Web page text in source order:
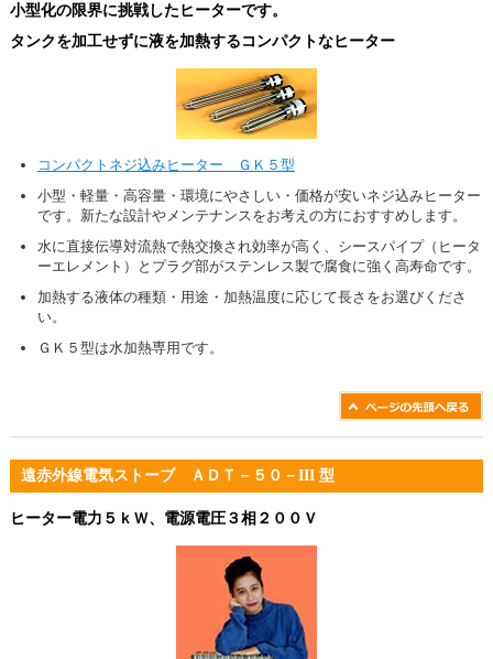
小型化の限界に挑戦したヒーターです。
タンクを加工せずに液を加熱するコンパクトなヒーター
コンパクトネジ込みヒーター ＧＫ５型
小型・軽量・高容量・環境にやさしい・価格が安いネジ込みヒーター
です。新たな設計やメンテナンスをお考えの方におすすめします。
水に直接伝導対流熱で熱交換され効率が高く、シースパイプ（ヒータ
ーエレメント）とプラグ部がステンレス製で腐食に強く高寿命です。
加熱する液体の種類・用途・加熱温度に応じて長さをお選びくださ
い。
ＧＫ５型は水加熱専用です。
遠赤外線電気ストーブ ＡＤＴ－５０－III 型
ヒーター電力５ｋＷ、電源電圧３相２００Ｖ